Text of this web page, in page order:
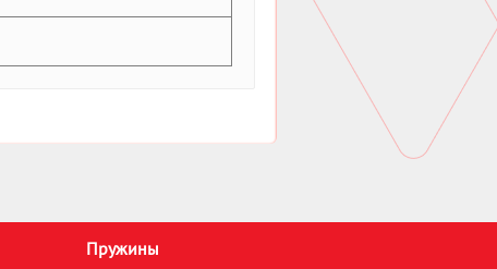
Пружины